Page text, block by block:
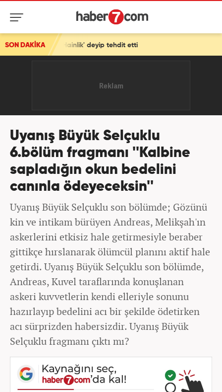
SON DAKİKA
deyip tehdit etti
Uyanış Büyük Selçuklu
6.bölüm fragmanı ''Kalbine
sapladığın okun bedelini
canınla ödeyeceksin''
Uyanış Büyük Selçuklu son bölümde; Gözünü
kin ve intikam bürüyen Andreas, Melikşah'ın
askerlerini etkisiz hale getirmesiyle beraber
gittikçe hırslanarak ölümcül planını aktif hale
getirdi. Uyanış Büyük Selçuklu son bölümde,
Andreas, Kuvel taraflarında konuşlanan
askeri kuvvetlerin kendi elleriyle sonunu
hazırlayıp bedelini acı bir şekilde ödetirken
acı sürprizden habersizdir. Uyanış Büyük
Selçuklu fragmanı çıktı mı?